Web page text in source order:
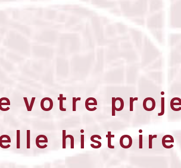
votre
histoire